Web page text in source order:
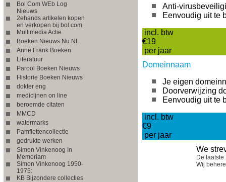
Bol Com WEb Log
Nieuws
2ehands artikelen kopen
en verkopen bij bol.com
Multimedia Actie
Boeken Nieuws Nu NL
Anne Frank Boeken
Literatuur
Parool Boeken Nieuws
Historie Boeken Nieuws
dokter eng
medicijnen on line
beroemde citaten
MMCD
watermarks
Pamflettencollectie
gedrukte werken
Simon Vinkenoog In
Memoriam
Simon Vinkenoog 1950-
1975:
KB Bijzondere collecties
Anti-
Eenvoudig uit te
incl. btw
€19
per jaar
Domeinnaam
Je eigen
Doorverwijzing
Eenvoudig uit te
incl. btw
€9
per jaar
We
De
Wij